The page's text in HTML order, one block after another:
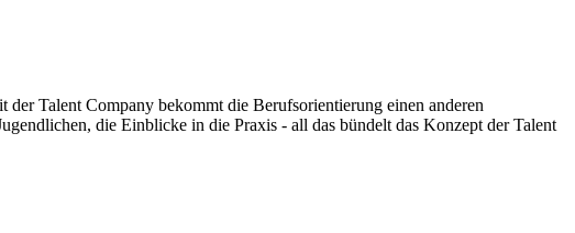
Talent Company bekommt die Berufsorientierung einen anderen
die Einblicke in die Praxis - all das bündelt das Konzept der Talent